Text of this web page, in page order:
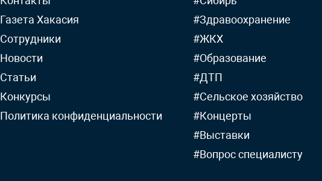
Газета Хакасия
Сотрудники
Новости
Статьи
Конкурсы
Политика конфиденциальности
#Здравоохранение
#ЖКХ
#Образование
#ДТП
#Сельское хозяйство
#Концерты
#Выставки
#Вопрос специалисту